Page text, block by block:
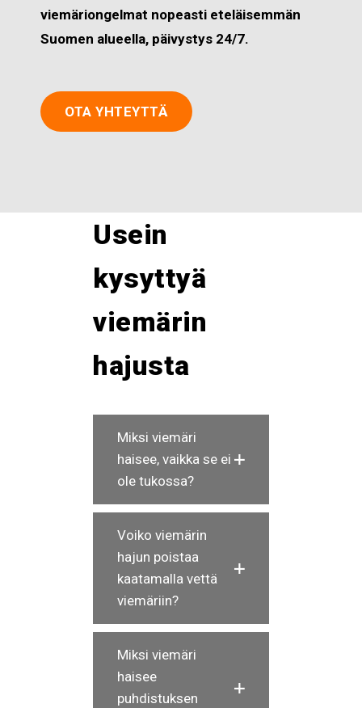
viemäriongelmat nopeasti eteläisemmän
Suomen alueella, päivystys 24/7.
OTA YHTEYTTÄ
Usein
kysyttyä
viemärin
hajusta
Miksi viemäri
haisee, vaikka se ei
ole tukossa?
Voiko viemärin
hajun poistaa
kaatamalla vettä
viemäriin?
Miksi viemäri
haisee
puhdistuksen